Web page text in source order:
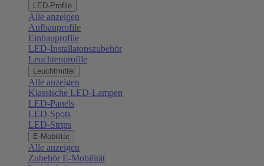
LED-Profile
Alle anzeigen
Aufbauprofile
Einbauprofile
LED-Installatonszubehör
Leuchtenprofile
Leuchtmittel
Alle anzeigen
Klassische LED-Lampen
LED-Panels
LED-Spots
LED-Strips
E-Mobilität
Alle anzeigen
Zubehör E-Mobilität